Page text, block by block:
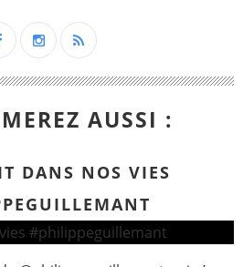
AUSSI :
DANS NOS VIES